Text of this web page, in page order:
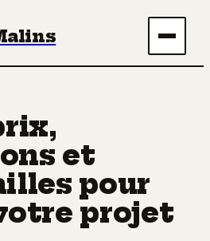
Bricolage
Immobilier
& Énergie
et
pour
projet